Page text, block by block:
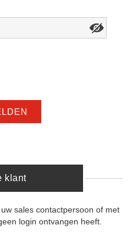
klant
sales contactpersoon of met
login ontvangen heeft.